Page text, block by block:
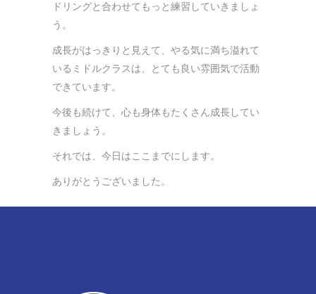
ドリングと合わせてもっと練習していきましょ
う。
成長がはっきりと見えて、やる気に満ち溢れて
いるミドルクラスは、とても良い雰囲気で活動
できています。
今後も続けて、心も身体もたくさん成長してい
きましょう。
それでは、今日はここまでにします。
ありがとうございました。